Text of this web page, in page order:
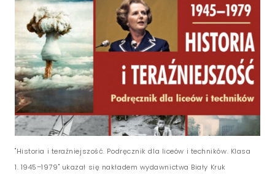
"Historia i teraźniejszość. Podręcznik dla liceów i techników. Klasa
1. 1945–1979" ukazał się nakładem wydawnictwa Biały Kruk